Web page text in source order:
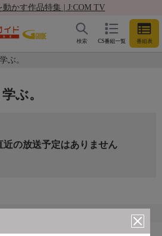
動かす作品特集 | J:COM TV
CS番組一覧 番組表
検索
ぶ。
ぶ。
近の放送予定はありません